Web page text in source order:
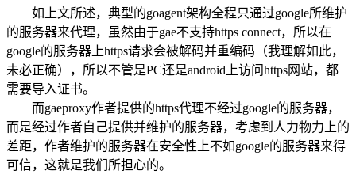
如上文所述，典型的goagent架构全程只通过google所维护
的服务器来代理，虽然由于gae不支持https connect，所以在
google的服务器上https请求会被解码并重编码（我理解如此，
未必正确），所以不管是PC还是android上访问https网站，都
需要导入证书。
而gaeproxy作者提供的https代理不经过google的服务器，
而是经过作者自己提供并维护的服务器，考虑到人力物力上的
差距，作者维护的服务器在安全性上不如google的服务器来得
可信，这就是我们所担心的。